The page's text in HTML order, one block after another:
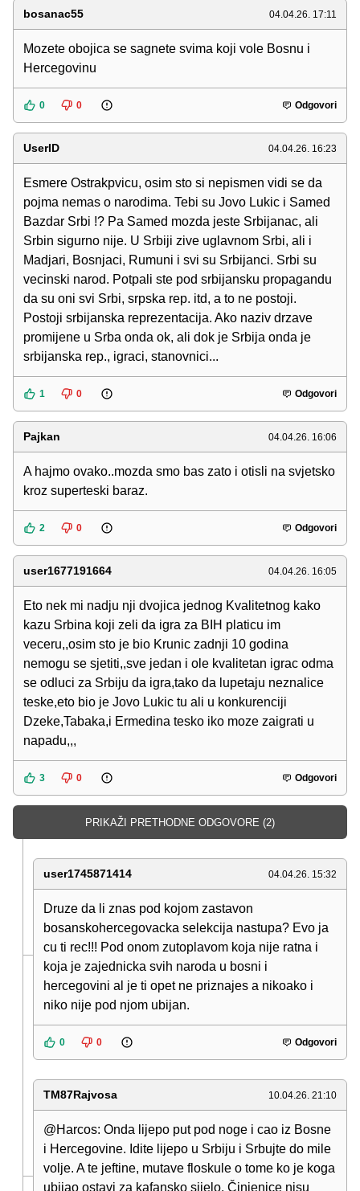
bosanac55 04.04.26. 17:11
Mozete obojica se sagnete svima koji vole Bosnu i
Hercegovinu
0 0 Odgovori
UserID 04.04.26. 16:23
Esmere Ostrakpvicu, osim sto si nepismen vidi se da
pojma nemas o narodima. Tebi su Jovo Lukic i Samed
Bazdar Srbi !? Pa Samed mozda jeste Srbijanac, ali
Srbin sigurno nije. U Srbiji zive uglavnom Srbi, ali i
Madjari, Bosnjaci, Rumuni i svi su Srbijanci. Srbi su
vecinski narod. Potpali ste pod srbijansku propagandu
da su oni svi Srbi, srpska rep. itd, a to ne postoji.
Postoji srbijanska reprezentacija. Ako naziv drzave
promijene u Srba onda ok, ali dok je Srbija onda je
srbijanska rep., igraci, stanovnici...
1 0 Odgovori
Pajkan 04.04.26. 16:06
A hajmo ovako..mozda smo bas zato i otisli na svjetsko
kroz superteski baraz.
2 0 Odgovori
user1677191664 04.04.26. 16:05
Eto nek mi nadju nji dvojica jednog Kvalitetnog kako
kazu Srbina koji zeli da igra za BIH platicu im
veceru,,osim sto je bio Krunic zadnji 10 godina
nemogu se sjetiti,,sve jedan i ole kvalitetan igrac odma
se odluci za Srbiju da igra,tako da lupetaju neznalice
teske,eto bio je Jovo Lukic tu ali u konkurenciji
Dzeke,Tabaka,i Ermedina tesko iko moze zaigrati u
napadu,,,
3 0 Odgovori
PRIKAŽI PRETHODNE ODGOVORE (2)
user1745871414 04.04.26. 15:32
Druze da li znas pod kojom zastavon
bosanskohercegovacka selekcija nastupa? Evo ja
cu ti rec!!! Pod onom zutoplavom koja nije ratna i
koja je zajednicka svih naroda u bosni i
hercegovini al je ti opet ne priznajes a nikoako i
niko nije pod njom ubijan.
0 0 Odgovori
TM87Rajvosa 10.04.26. 21:10
@Harcos: Onda lijepo put pod noge i cao iz Bosne
i Hercegovine. Idite lijepo u Srbiju i Srbujte do mile
volje. A te jeftine, mutave floskule o tome ko je koga
ubijao ostavi za kafansko sijelo. Činjenice nisu